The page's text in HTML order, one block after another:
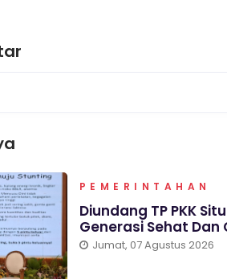
PEMERINTAHAN
Diundang TP PKK
Generasi Sehat Dan
Jumat, 07 Agustus 2026